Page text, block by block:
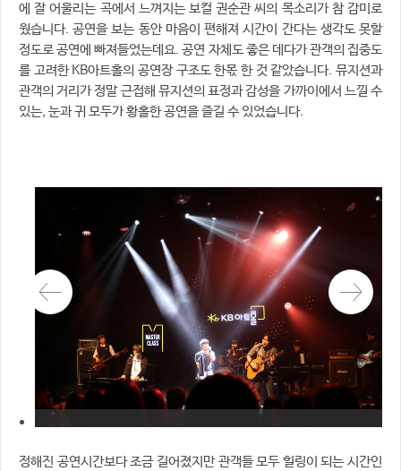
에 잘 어울리는 곡에서 느껴지는 보컬 권순관 씨의 목소리가 참 감미로
웠습니다. 공연을 보는 동안 마음이 편해져 시간이 간다는 생각도 못할
정도로 공연에 빠져들었는데요. 공연 자체도 좋은 데다가 관객의 집중도
를 고려한 KB아트홀의 공연장 구조도 한몫 한 것 같았습니다. 뮤지션과
관객의 거리가 정말 근접해 뮤지션의 표정과 감성을 가까이에서 느낄 수
있는, 눈과 귀 모두가 황홀한 공연을 즐길 수 있었습니다.
정해진 공연시간보다 조금 길어졌지만 관객들 모두 힐링이 되는 시간인